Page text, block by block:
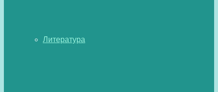
Литература